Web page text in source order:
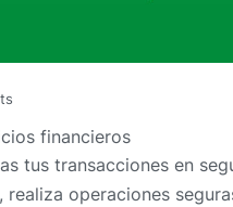
financieros
tus transacciones en
realiza operaciones